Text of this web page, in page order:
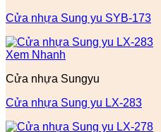
Cửa nhựa Sung yu SYB-173
Xem Nhanh
Cửa nhựa Sungyu
Cửa nhựa Sung yu LX-283